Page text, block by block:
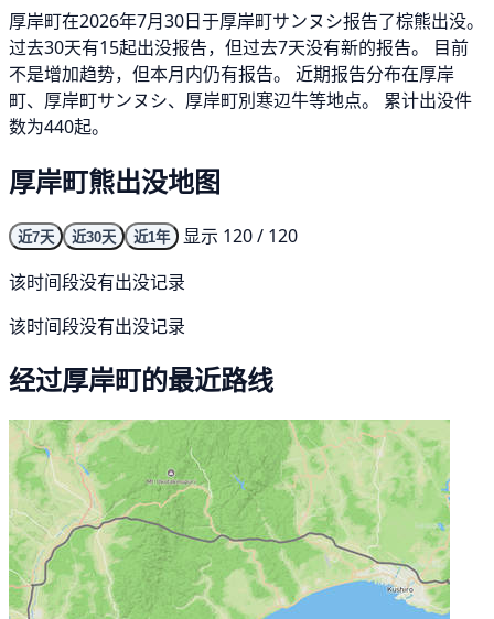
厚岸町在2026年7月30日于厚岸町サンヌシ报告了棕熊出没。
过去30天有15起出没报告，但过去7天没有新的报告。 目前
不是增加趋势，但本月内仍有报告。 近期报告分布在厚岸
町、厚岸町サンヌシ、厚岸町別寒辺牛等地点。 累计出没件
数为440起。
厚岸町熊出没地图
近7天 近30天 近1年
显示 120 / 120
该时间段没有出没记录
该时间段没有出没记录
经过厚岸町的最近路线